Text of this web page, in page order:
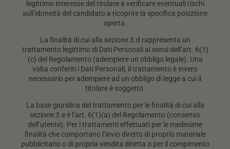
legittimo interesse del titolare a verificare eventuali rischi
sull’idoneità del candidato a ricoprire la specifica posizione
aperta.
La finalità di cui alla sezione 3.d rappresenta un
trattamento legittimo di Dati Personali ai sensi dell’art. 6(1)
(c) del Regolamento (adempiere un obbligo legale). Una
volta conferiti i Dati Personali, il trattamento è invero
necessario per adempiere ad un obbligo di legge a cui il
titolare è soggetto.
La base giuridica del trattamento per le finalità di cui alla
sezione 3.e è l’art. 6(1)(a) del Regolamento (consenso
dell’utente). Per i trattamenti effettuati per le medesime
finalità che comportano l’invio diretto di proprio materiale
pubblicitario o di propria vendita diretta o per il compimento